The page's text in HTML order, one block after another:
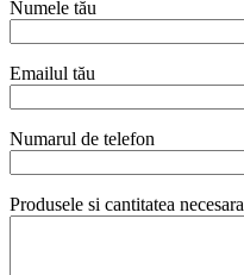
Numele tău
Emailul tău
Numarul de telefon
Produsele si cantitatea necesara